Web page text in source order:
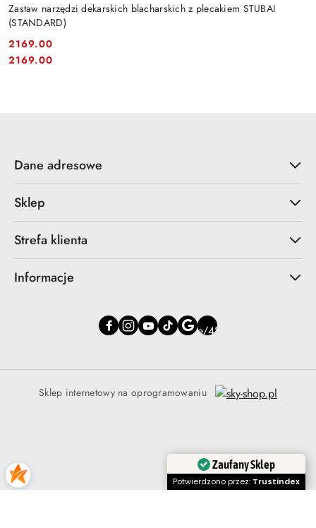
Zastaw narzędzi dekarskich blacharskich z plecakiem STUBAI
(STANDARD)
Cena:
2169.00
Cena:
2169.00
Dane adresowe
Sklep
Strefa klienta
Informacje
Sklep internetowy na oprogramowaniu
Zaufany Sklep
Potwierdzono przez: Trustindex